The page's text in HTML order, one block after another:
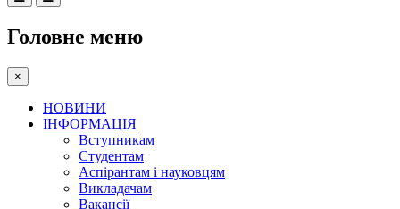
Головне меню
×
НОВИНИ
ІНФОРМАЦІЯ
Вступникам
Студентам
Аспірантам і науковцям
Викладачам
Вакансії